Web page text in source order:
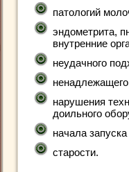
патологий
эндометрита,
внутренние
неудачного
нарушения
доильного
начала
старости.